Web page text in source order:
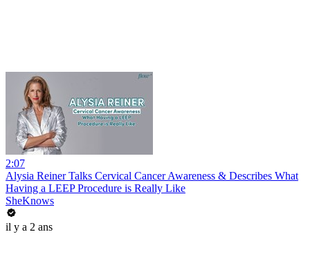
2:07
Alysia Reiner Talks Cervical Cancer Awareness & Describes What
Having a LEEP Procedure is Really Like
SheKnows
il y a 2 ans